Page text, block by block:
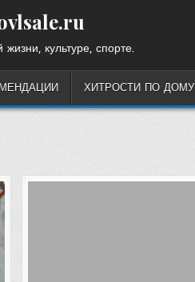
культуре, спорте.
ХИТРОСТИ ПО ДОМУ